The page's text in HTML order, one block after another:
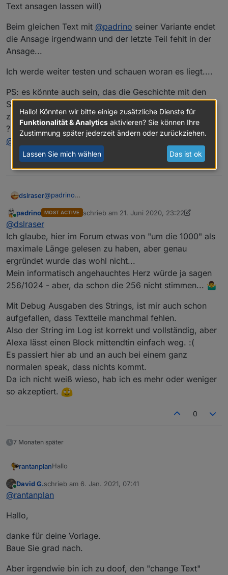
Text ansagen lassen will)
Beim gleichen Text mit @padrino seiner Variante endet
die Ansage irgendwann und der letzte Teil fehlt in der
Ansage...
Ich werde weiter testen und schauen woran es liegt....
PS: es könnte auch sein, das die Geschichte mit den
Semikolons bei Alexa nicht bis ins Endlose reicht (also
z.B. max 5 ?) oder ist so eine Ansage zeitlich begrenzt
?
@
0
dslraser@padrino
Ich habe nun doch noch mal einiges getestet und mir
@ rantanplanfehlen Textbereiche. (ich muß nochmal
schauen, ob das ein Timing Problem ist, wenn man
den Text ansagen lassen will)
Beim gleichen Text mit@padrino seiner Variante
endet die Ansage irgendwann und der letzte Teil fehlt
in der Ansage...
Ich werde weiter testen und schauen woran es
liegt....
PS: es könnte auch sein, das die Geschichte mit den
Semikolons bei Alexa nicht bis ins Endlose reicht (also
z.B. max 5 ?) oder ist so eine Ansage zeitlich begrenzt
?
@
padrino , weißt Du da was ?
Online
padrino MOST ACTIVE schrieb am 21. Juni 2020, 23:22
zuletzt editiert von padrino
@dslraser
Ich glaube, hier im Forum etwas von "um die 1000" als
maximale Länge gelesen zu haben, aber genau
ergründet wurde das wohl nicht...
Mein informatisch angehauchtes Herz würde ja sagen
256/1024 - aber, da schon die 256 nicht stimmen... 🤷‍♂️
Mit Debug Ausgaben des Strings, ist mir auch schon
aufgefallen, dass Textteile manchmal fehlen.
Also der String im Log ist korrekt und vollständig, aber
Alexa lässt einen Block mittendtin einfach weg. :(
Es passiert hier ab und an auch bei einem ganz
normalen speak, dass nichts kommt.
Da ich nicht weiß wieso, hab ich es mehr oder weniger
so akzeptiert.
0
7 Monaten später
rantanplanHallo
Manchmal ist es notwendig unliebsame Zeichen aus
einem Text zu entfernen um diese z.B. in VIS
Steuerzeichen gegen etwas anderes tauschen.
Online
David G.schrieb am 6. Jan. 2021, 07:41
zuletzt editiert von
@rantanplan
Hallo,
danke für deine Vorlage.
Baue Sie grad nach.
Aber irgendwie bin ich zu doof, den "change Text"
Hallo! Könnten wir bitte einige zusätzliche Dienste für
Funktionalität & Analytics aktivieren? Sie können Ihre
Zustimmung später jederzeit ändern oder zurückziehen.
Lassen Sie mich wählen Das ist ok